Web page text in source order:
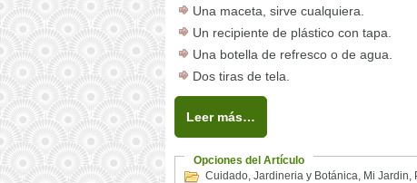
Una maceta, sirve cualquiera.
Un recipiente de plástico con tapa.
Una botella de refresco o de agua.
Dos tiras de tela.
Leer más…
Opciones del Artículo
Cuidado, Jardineria y Botánica, Mi Jardin,